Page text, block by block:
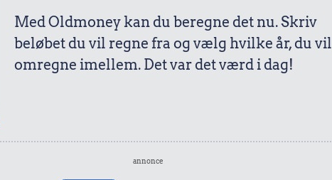
Med Oldmoney kan du beregne det nu. Skriv
beløbet du vil regne fra og vælg hvilke år, du vil
omregne imellem. Det var det værd i dag!
annonce